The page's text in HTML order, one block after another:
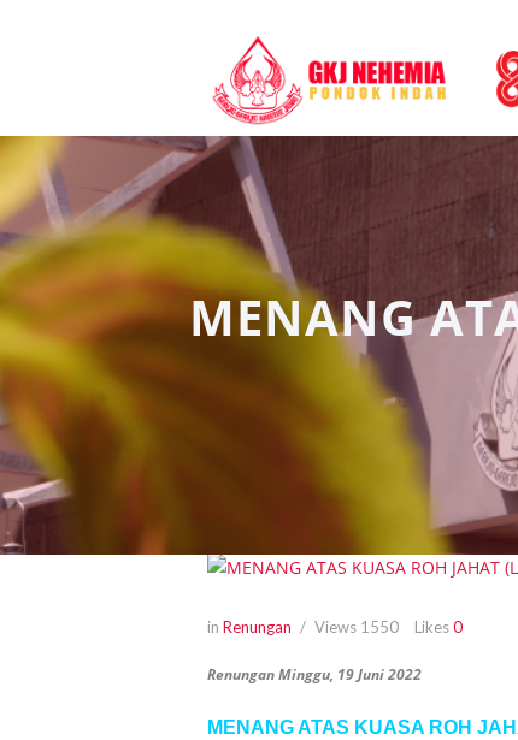
MENANG
in Renungan Views 1550 Likes0
Renungan Minggu, 19 Juni 2022
MENANG ATAS KUASA ROH